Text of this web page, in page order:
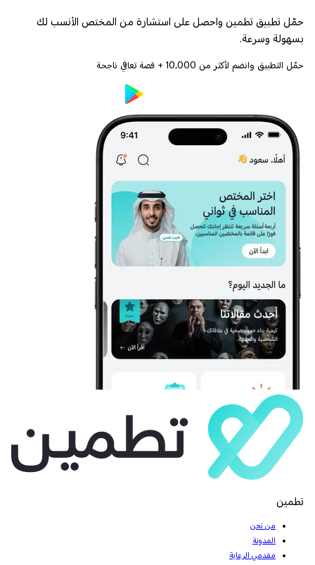
حمّل تطبيق تطمين واحصل على استشارة من المختص الأنسب لك
بسهولة وسرعة.
حمّل التطبيق وانضم لأكثر من 10,000 + قصة تعافي ناجحة
تطمين
من نحن
المدونة
مقدمي الرعاية